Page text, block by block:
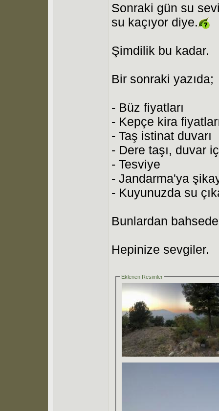
Sonraki gün su
su kaçıyor diye.
Şimdilik bu kadar.
Bir sonraki yazıda;
- Büz fiyatları
- Kepçe kira
- Taş istinat duvarı
- Dere taşı, duvar
- Tesviye
- Jandarma'ya
- Kuyunuzda su
Bunlardan
Hepinize sevgiler.
Eklenen Resimler